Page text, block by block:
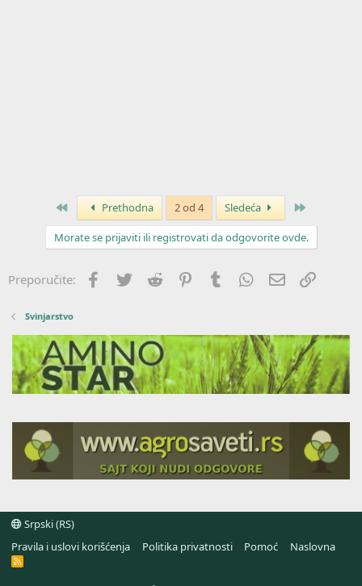
Prvo Prethodna 2 od 4 Sledeća
Morate se prijaviti ili registrovati da odgovorite ovde.
Preporučite: Facebook
Twitter Reddit PinterestTumblr WhatsApp
Imejl
Svinjarstvo
Srpski (RS)
Pravila i uslovi korišćenja
Politika privatnosti Pomoć Naslovna
R
S